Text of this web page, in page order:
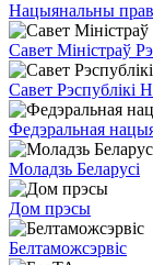
Нацыянальны
Савет Міністраў
Савет Рэспублікі
Федэральная
Моладзь Беларусі
Дом прэсы
Белтаможсэрвіс